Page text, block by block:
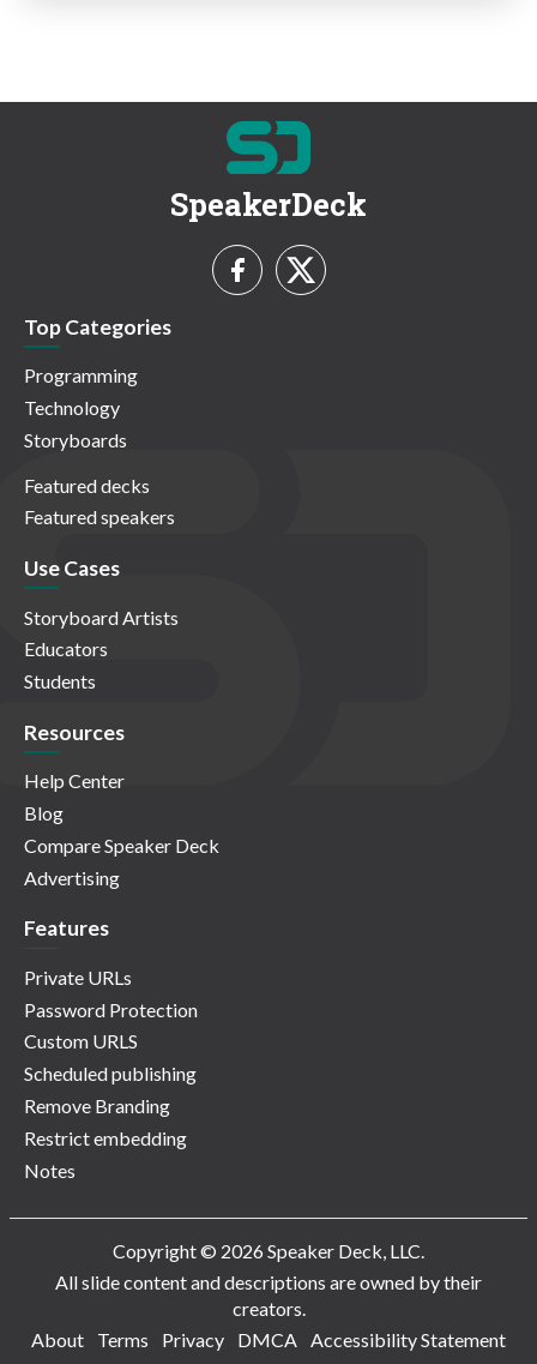
SpeakerDeck
Top Categories
Programming
Technology
Storyboards
Featured decks
Featured speakers
Use Cases
Storyboard Artists
Educators
Students
Resources
Help Center
Blog
Compare Speaker Deck
Advertising
Features
Private URLs
Password Protection
Custom URLS
Scheduled publishing
Remove Branding
Restrict embedding
Notes
Copyright © 2026 Speaker Deck, LLC.
All slide content and descriptions are owned by their
creators.
About
Terms Privacy DMCA Accessibility Statement